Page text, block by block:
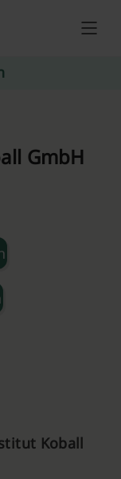
GmbH
Koball